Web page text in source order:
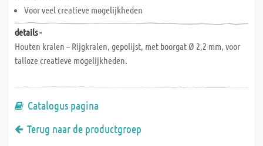
Voor veel creatieve mogelijkheden
details -
Houten kralen – Rijgkralen, gepolijst, met boorgat Ø 2,2 mm, voor
talloze creatieve mogelijkheden.
Catalogus pagina
Terug naar de productgroep